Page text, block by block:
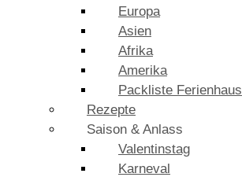
Europa
Asien
Afrika
Amerika
Packliste Ferienhaus
Rezepte
Saison & Anlass
Valentinstag
Karneval